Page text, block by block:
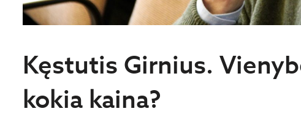
Kęstutis Girnius.
kokia kaina?